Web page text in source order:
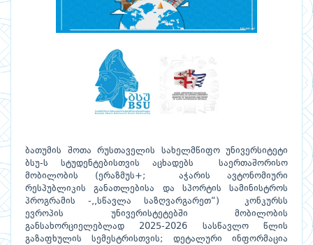
ბათუმის შოთა რუსთაველის სახელმწიფო უნივერსიტეტი
ბსუ-ს სტუდენტებისთვის აცხადებს საერთაშორისო
მობილობის (ერაზმუს+; აჭარის ავტონომიური
რესპუბლიკისგანათლებისა და სპორტის სამინისტროს
პროგრამის -,,სწავლა საზღვარგარეთ“) კონკურსს
ევროპის უნივერისტეტებში მობილობის
განსახორციელებლად 2025-2026 სასწავლო წლის
გაზაფხულის სემესტრისთვის; დეტალური ინფორმაცია